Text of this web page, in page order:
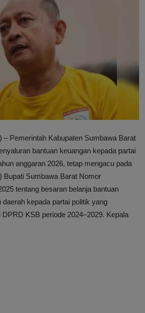
– Pemerintah Kabupaten Sumbawa Barat
bantuan keuangan kepada partai
anggaran 2026, tetap mengacu pada
Bupati Sumbawa Barat Nomor
tentang besaran belanja bantuan
daerah kepada partai politik yang
KSB periode 2024–2029. Kepala